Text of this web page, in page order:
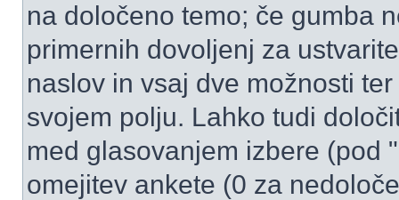
na določeno temo; če gumba
primernih dovoljenj za
naslov in vsaj dve možnosti
svojem polju. Lahko tudi
med glasovanjem izbere (pod
omejitev ankete (0 za